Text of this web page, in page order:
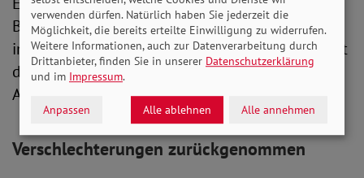
Berechtigte über ihnen zustehende Leistungen
informieren, eine automatische Auszahlung folgt
daraus jedoch nicht. Die Familien müssen weiter
Anträge stellen.
Verschlechterungen zurückgenommen
verwenden dürfen. Natürlich haben Sie jederzeit die
Möglichkeit, die bereits erteilte Einwilligung zu widerrufen.
Weitere Informationen, auch zur Datenverarbeitung durch
Drittanbieter, finden Sie in unserer Datenschutzerklärung
und im Impressum.
Anpassen Alle ablehnen Alle annehmen